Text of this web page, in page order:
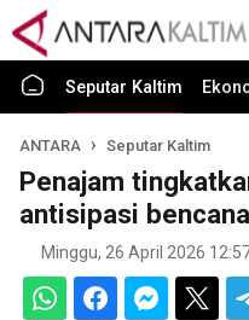
Seputar Kaltim
ANTARA Seputar Kaltim
Penajam
antisipasi
Minggu, 26 April 2026